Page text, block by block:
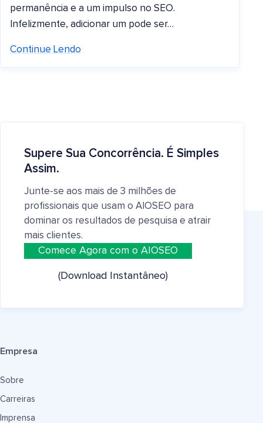
permanência e a um impulso no SEO.
Infelizmente, adicionar um pode ser…
Continue Lendo
Supere Sua Concorrência. É Simples
Assim.
Junte-se aos mais de 3 milhões de
profissionais que usam o AIOSEO para
dominar os resultados de pesquisa e atrair
mais clientes.
Comece Agora com o AIOSEO
(Download Instantâneo)
Empresa
Sobre
Carreiras
Imprensa